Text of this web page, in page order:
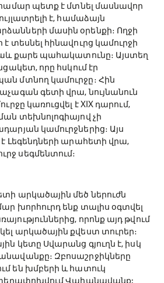
համար պետք է մտնել մասնավոր
է, համաձայն
մասին օրենքի։ Ողջի
տեսնել հինավուրց կամուրջի
քարե պահակատունը։ Այստեղ
որը հսկում էր
մտնող կամուրջը։ Հին
գետի վրա, նույնանուն
կառուցվել է XIX դարում,
տեխնոլոգիայով չի
կամուրջներից։ Այս
է Լեգենդների արահետի վրա,
սեգմենտում։
արկածային մեծ ներուժն
խորհուրդ ենք տալիս օգտվել
որոնք այդ թվում
արկածային քվեստ տուրեր։
կետը Սվարանց գյուղն է, իսկ
Զբոսաշրջիկները
են խմբերի և հատուկ